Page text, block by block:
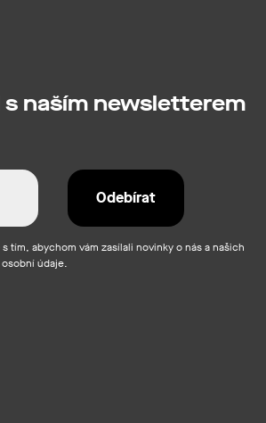
naším newsletterem
tím, abychom vám zasílali novinky o nás a našich
údaje.